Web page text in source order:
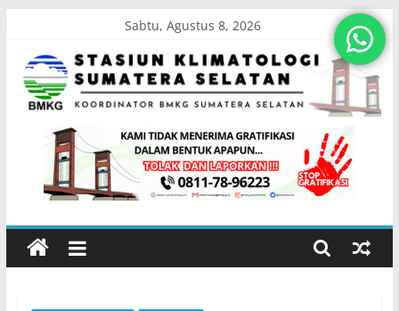
content
Sabtu, Agustus 8, 2026
Stasiun
Klimatologi
Sumatera